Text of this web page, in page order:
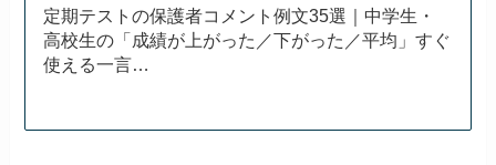
定期テストの保護者コメント例文35選｜中学生・
高校生の「成績が上がった／下がった／平均」すぐ
使える一言…